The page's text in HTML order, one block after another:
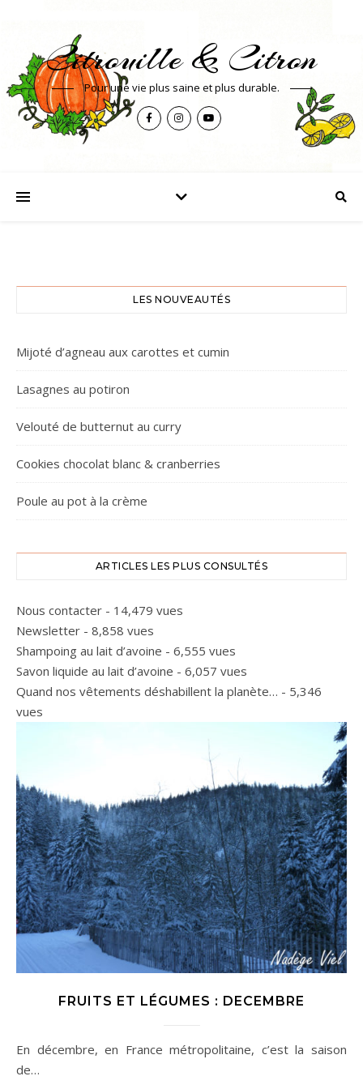
Citrouille & Citron
Pour une vie plus saine et plus durable.
LES NOUVEAUTÉS
Mijoté d’agneau aux carottes et cumin
Lasagnes au potiron
Velouté de butternut au curry
Cookies chocolat blanc & cranberries
Poule au pot à la crème
ARTICLES LES PLUS CONSULTÉS
Nous contacter - 14,479 vues
Newsletter - 8,858 vues
Shampoing au lait d’avoine - 6,555 vues
Savon liquide au lait d’avoine - 6,057 vues
Quand nos vêtements déshabillent la planète… - 5,346
vues
FRUITS ET LÉGUMES : DECEMBRE
En décembre, en France métropolitaine, c’est la saison
de…